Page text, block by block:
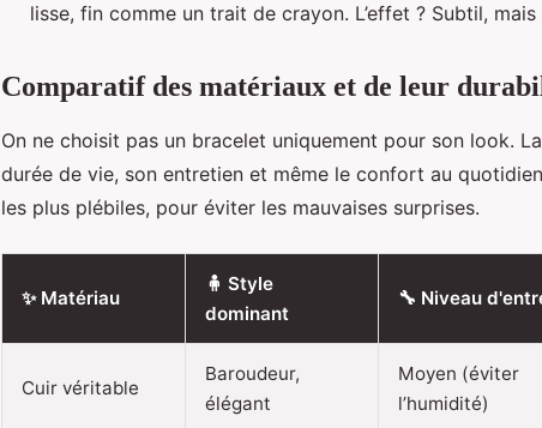
lisse, fin comme un trait de crayon. L’effet ? Subtil, mais
Comparatif des matériaux et de leur
On ne choisit pas un bracelet uniquement pour son look.
durée de vie, son entretien et même le confort au
les plus plébiles, pour éviter les mauvaises surprises.
✨ Matériau
🧍 Style
dominant
🔧 Niveau
Cuir véritable
Baroudeur,
élégant
Moyen (éviter
l’humidité)